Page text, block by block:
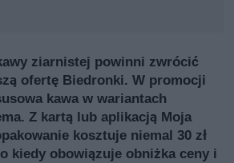
ziarnistej powinni zwrócić
ofertę Biedronki. W promocji
kawa w wariantach
Z kartą lub aplikacją Moja
kosztuje niemal 30 zł
kiedy obowiązuje obniżka ceny i